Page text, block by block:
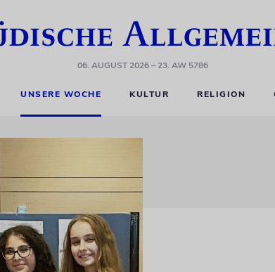
06. AUGUST 2026– 23. AW 5786
UNSERE WOCHE KULTUR RELIGION